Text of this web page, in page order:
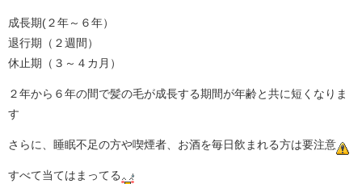
成長期(２年～６年）
退行期（２週間）
休止期（３～４カ月）
２年から６年の間で髪の毛が成長する期間が年齢と共に短くなりま
す
さらに、睡眠不足の方や喫煙者、お酒を毎日飲まれる方は要注意
すべて当てはまってる